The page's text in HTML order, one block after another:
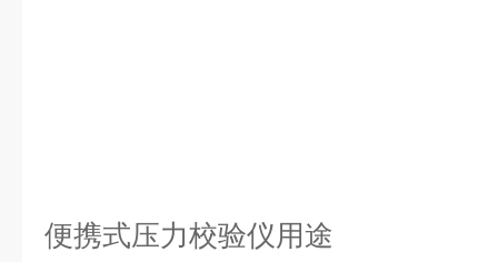
便携式压力校验仪用途